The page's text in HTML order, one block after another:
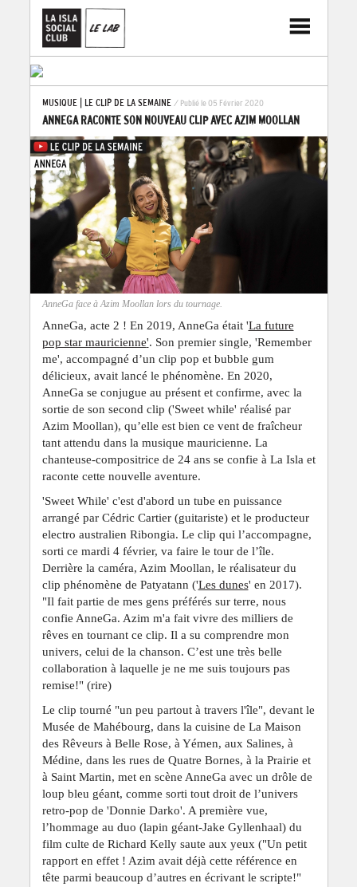
MUSIQUE| LE CLIP DE LA SEMAINE / Publié le 05 Février 2020
ANNEGA RACONTE SON NOUVEAU CLIP AVEC AZIM MOOLLAN
AnneGa face à Azim Moollan lors du tournage.
AnneGa, acte 2 ! En 2019, AnneGa était 'La future
pop star mauricienne'. Son premier single, 'Remember
me', accompagné d’un clip pop et bubble gum
délicieux, avait lancé le phénomène. En 2020,
AnneGa se conjugue au présent et confirme, avec la
sortie de son second clip ('Sweet while' réalisé par
Azim Moollan), qu’elle est bien ce vent de fraîcheur
tant attendu dans la musique mauricienne. La
chanteuse-compositrice de 24 ans se confie à La Isla et
raconte cette nouvelle aventure.
'Sweet While' c'est d'abord un tube en puissance
arrangé par Cédric Cartier (guitariste) et le producteur
electro australien Ribongia. Le clip qui l’accompagne,
sorti ce mardi 4 février, va faire le tour de l’île.
Derrière la caméra, Azim Moollan, le réalisateur du
clip phénomène de Patyatann ('Les dunes' en 2017).
"Il fait partie de mes gens préférés sur terre, nous
confie AnneGa. Azim m'a fait vivre des milliers de
rêves en tournant ce clip. Il a su comprendre mon
univers, celui de la chanson. C’est une très belle
collaboration à laquelle je ne me suis toujours pas
remise!" (rire)
Le clip tourné "un peu partout à travers l'île", devant le
Musée de Mahébourg, dans la cuisine de La Maison
des Rêveurs à Belle Rose, à Yémen, aux Salines, à
Médine, dans les rues de Quatre Bornes, à la Prairie et
à Saint Martin, met en scène AnneGa avec un drôle de
loup bleu géant, comme sorti tout droit de l’univers
retro-pop de 'Donnie Darko'. A première vue,
l’hommage au duo (lapin géant-Jake Gyllenhaal) du
film culte de Richard Kelly saute aux yeux ("Un petit
rapport en effet ! Azim avait déjà cette référence en
tête parmi beaucoup d’autres en écrivant le scripte!"